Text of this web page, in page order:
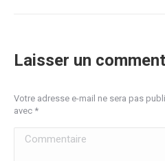
Laisser un
Votre adresse e-mail ne sera pas
avec *
Commentaire